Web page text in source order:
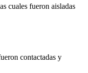
cuales fueron aisladas
contactadas y